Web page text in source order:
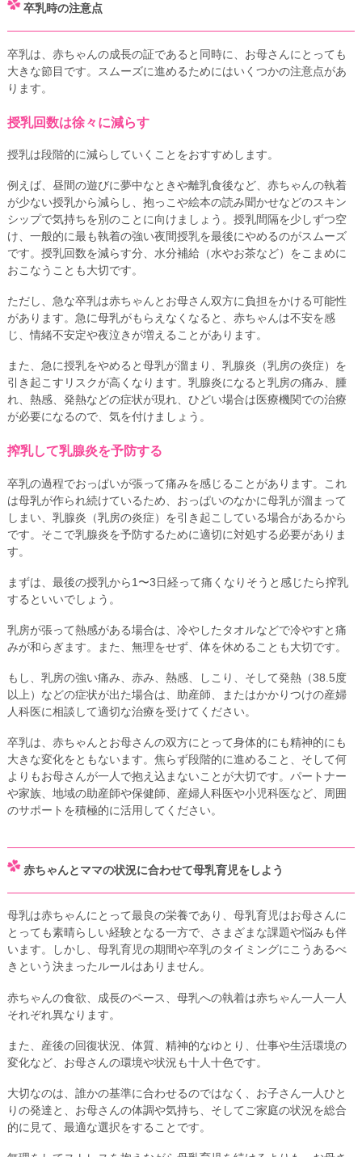
卒乳時の注意点
卒乳は、赤ちゃんの成長の証であると同時に、お母さんにとっても
大きな節目です。スムーズに進めるためにはいくつかの注意点があ
ります。
授乳回数は徐々に減らす
授乳は段階的に減らしていくことをおすすめします。
例えば、昼間の遊びに夢中なときや離乳食後など、赤ちゃんの執着
が少ない授乳から減らし、抱っこや絵本の読み聞かせなどのスキン
シップで気持ちを別のことに向けましょう。授乳間隔を少しずつ空
け、一般的に最も執着の強い夜間授乳を最後にやめるのがスムーズ
です。授乳回数を減らす分、水分補給（水やお茶など）をこまめに
おこなうことも大切です。
ただし、急な卒乳は赤ちゃんとお母さん双方に負担をかける可能性
があります。急に母乳がもらえなくなると、赤ちゃんは不安を感
じ、情緒不安定や夜泣きが増えることがあります。
また、急に授乳をやめると母乳が溜まり、乳腺炎（乳房の炎症）を
引き起こすリスクが高くなります。乳腺炎になると乳房の痛み、腫
れ、熱感、発熱などの症状が現れ、ひどい場合は医療機関での治療
が必要になるので、気を付けましょう。
搾乳して乳腺炎を予防する
卒乳の過程でおっぱいが張って痛みを感じることがあります。これ
は母乳が作られ続けているため、おっぱいのなかに母乳が溜まって
しまい、乳腺炎（乳房の炎症）を引き起こしている場合があるから
です。そこで乳腺炎を予防するために適切に対処する必要がありま
す。
まずは、最後の授乳から1〜3日経って痛くなりそうと感じたら搾乳
するといいでしょう。
乳房が張って熱感がある場合は、冷やしたタオルなどで冷やすと痛
みが和らぎます。また、無理をせず、体を休めることも大切です。
もし、乳房の強い痛み、赤み、熱感、しこり、そして発熱（38.5度
以上）などの症状が出た場合は、助産師、またはかかりつけの産婦
人科医に相談して適切な治療を受けてください。
卒乳は、赤ちゃんとお母さんの双方にとって身体的にも精神的にも
大きな変化をともないます。焦らず段階的に進めること、そして何
よりもお母さんが一人で抱え込まないことが大切です。パートナー
や家族、地域の助産師や保健師、産婦人科医や小児科医など、周囲
のサポートを積極的に活用してください。
赤ちゃんとママの状況に合わせて母乳育児をしよう
母乳は赤ちゃんにとって最良の栄養であり、母乳育児はお母さんに
とっても素晴らしい経験となる一方で、さまざまな課題や悩みも伴
います。しかし、母乳育児の期間や卒乳のタイミングにこうあるべ
きという決まったルールはありません。
赤ちゃんの食欲、成長のペース、母乳への執着は赤ちゃん一人一人
それぞれ異なります。
また、産後の回復状況、体質、精神的なゆとり、仕事や生活環境の
変化など、お母さんの環境や状況も十人十色です。
大切なのは、誰かの基準に合わせるのではなく、お子さん一人ひと
りの発達と、お母さんの体調や気持ち、そしてご家庭の状況を総合
的に見て、最適な選択をすることです。